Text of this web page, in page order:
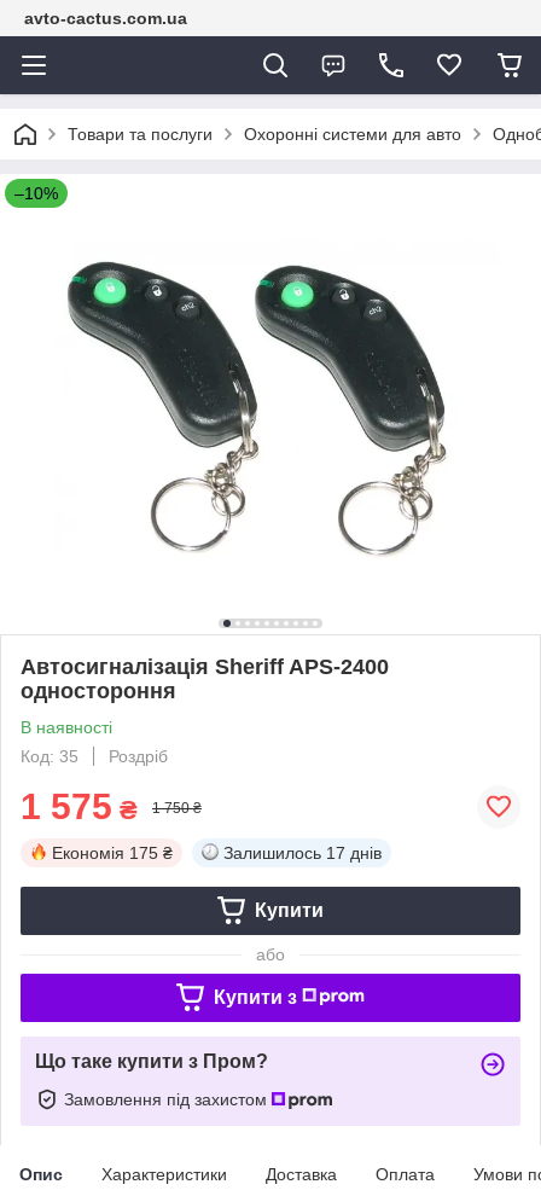
avto-cactus.com.ua
Товари та послуги Охоронні системи для авто
–10%
Автосигналізація Sheriff APS-2400
одностороння
В наявності
Код: 35
Роздріб
1 575 ₴ 1 750 ₴
Економія 175 ₴ Залишилось 17 днів
Купити
або
Купити з
Що таке купити з Пром?
Замовлення під захистом
Опис Характеристики Доставка Оплата Умови